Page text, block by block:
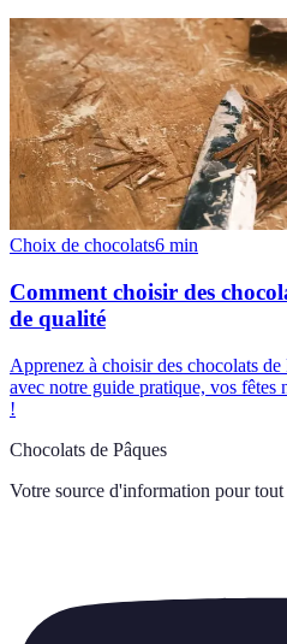
Choix de chocolats6 min
Comment choisir des
de qualité
Apprenez à choisir des chocolats
avec notre guide pratique, vos fêtes
!
Chocolats de Pâques
Votre source d'information pour